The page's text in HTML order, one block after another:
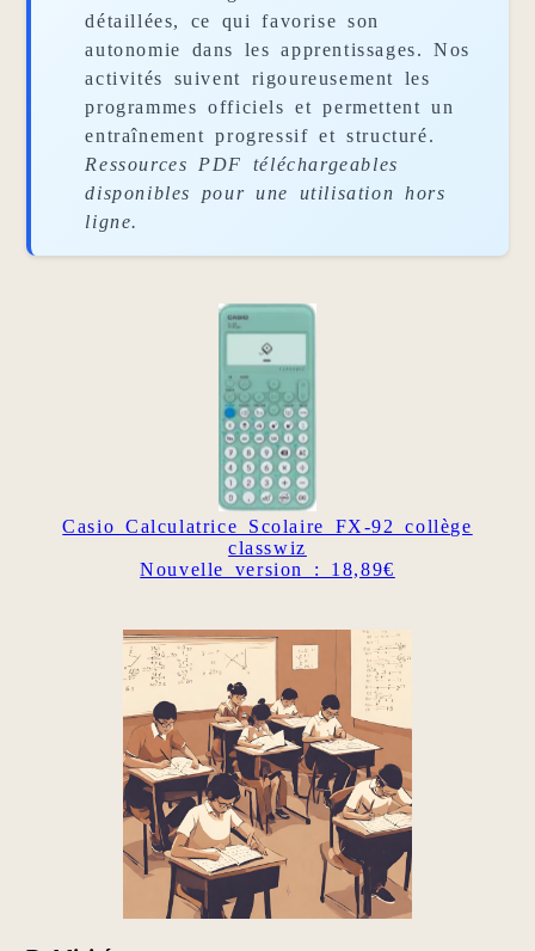
détaillées, ce qui favorise son
autonomie dans les apprentissages. Nos
activités suivent rigoureusement les
programmes officiels et permettent un
entraînement progressif et structuré.
Ressources PDF téléchargeables
disponibles pour une utilisation hors
ligne.
Casio Calculatrice Scolaire FX-92 collège
classwiz
Nouvelle version : 18,89€